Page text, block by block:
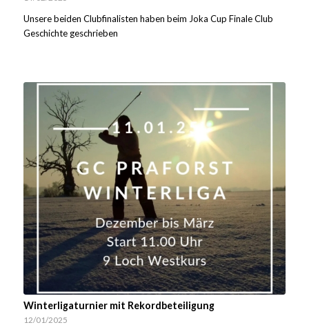
Unsere beiden Clubfinalisten haben beim Joka Cup Finale Club
Geschichte geschrieben
Winterligaturnier mit Rekordbeteiligung
12/01/2025